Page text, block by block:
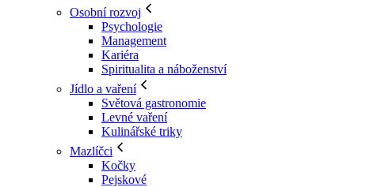
Osobní rozvoj
Psychologie
Management
Kariéra
Spiritualita a náboženství
Jídlo a vaření
Světová gastronomie
Levné vaření
Kulinářské triky
Mazlíčci
Kočky
Pejskové